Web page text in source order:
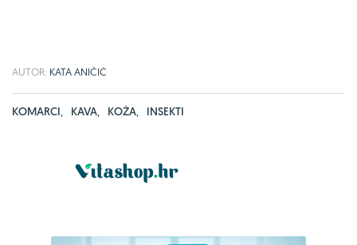
AUTOR: KATA ANIČIĆ
KOMARCI, KAVA, KOŽA, INSEKTI